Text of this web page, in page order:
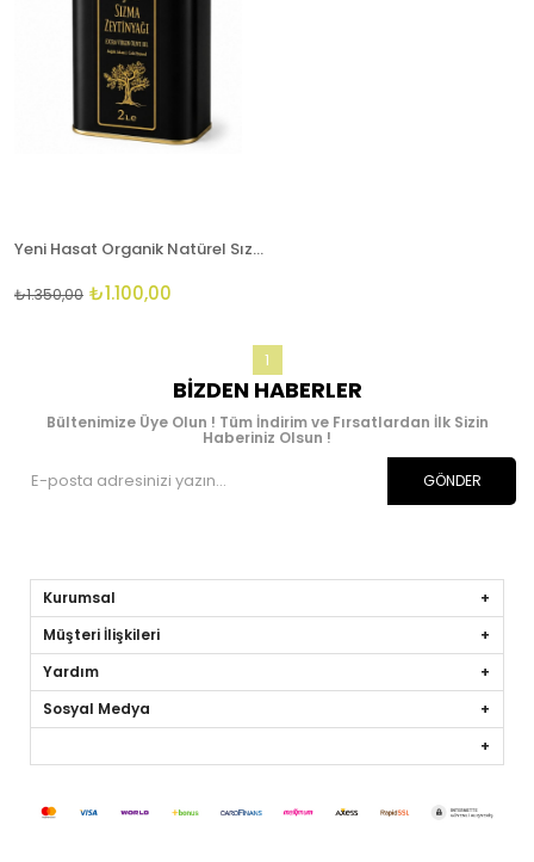
Yeni Hasat Organik Natürel Sızma Zeytinyağı 2 lt
₺1.100,00
₺1.350,00
1
BIZDEN HABERLER
Bültenimize Üye Olun ! Tüm İndirim ve Fırsatlardan İlk Sizin
Haberiniz Olsun !
GÖNDER
Kurumsal
Müşteri İlişkileri
Yardım
Sosyal Medya